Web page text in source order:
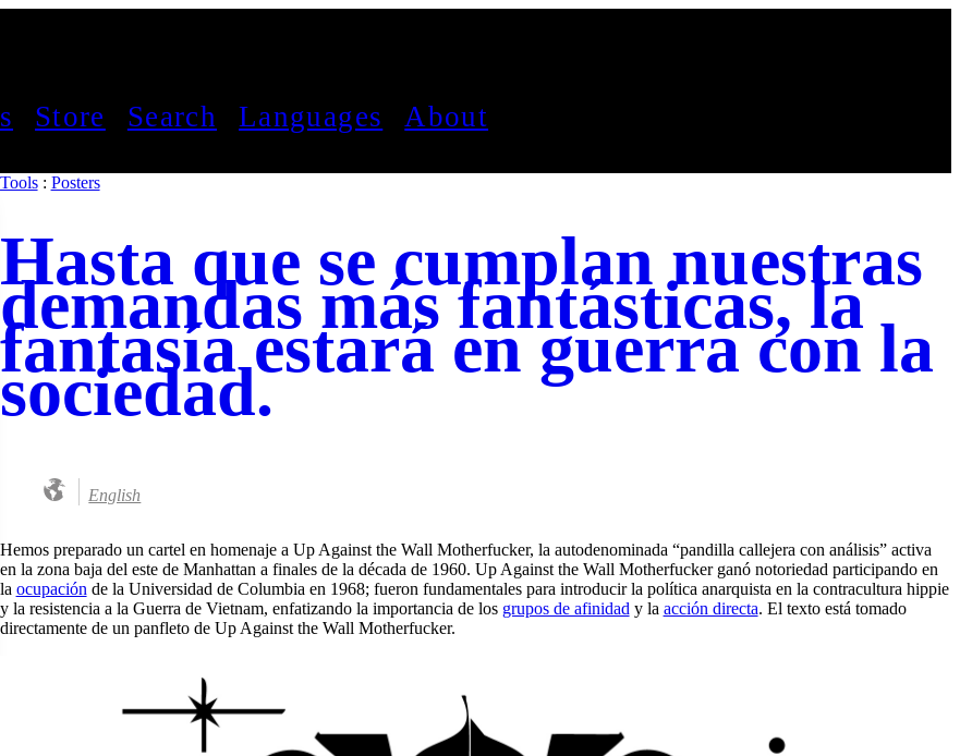
Store Search Languages About
Tools: Posters
Hasta que se cumplan nuestras
demandas más fantásticas, la
fantasía estará en guerra con la
sociedad.
English
Hemos preparado un cartel en homenaje a Up Against the Wall Motherfucker, la autodenominada “pandilla callejera con análisis” activa
en la zona baja del este de Manhattan a finales de la década de 1960. Up Against the Wall Motherfucker ganó notoriedad participando en
la ocupación de la Universidad de Columbia en 1968; fueron fundamentales para introducir la política anarquista en la contracultura hippie
y la resistencia a la Guerra de Vietnam, enfatizando la importancia de los grupos de afinidad y la acción directa. El texto está tomado
directamente de un panfleto de Up Against the Wall Motherfucker.